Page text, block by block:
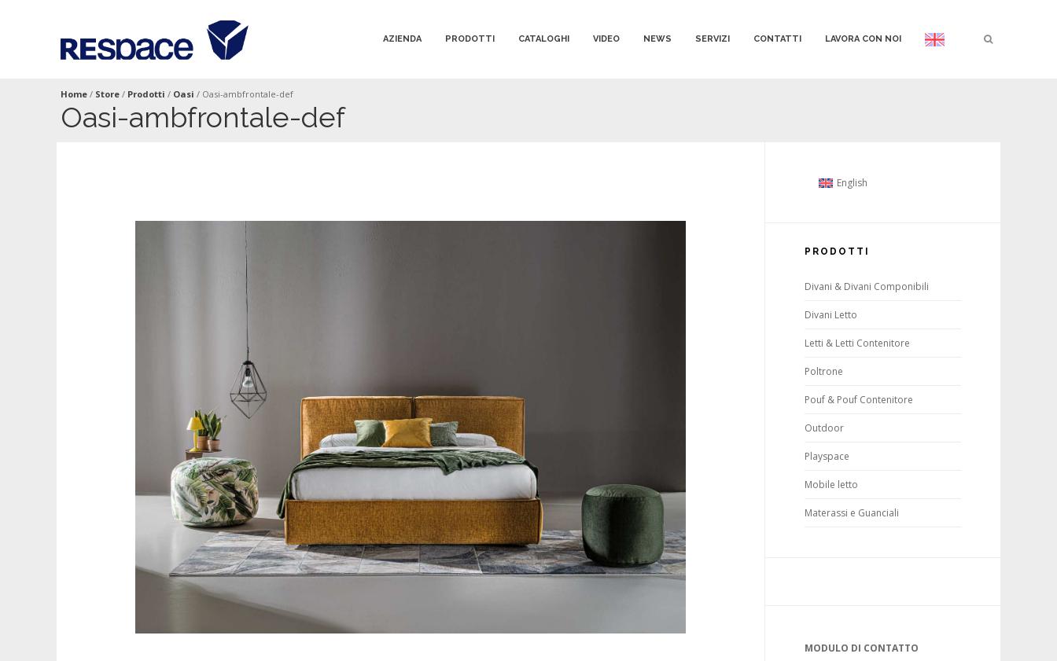
AZIENDA PRODOTTI CATALOGHI VIDEO NEWS SERVIZI CONTATTI LAVORA CON NOI
Home / Store / Prodotti / Oasi / Oasi-ambfrontale-def
Oasi-ambfrontale-def
English
PRODOTTI
Divani & Divani Componibili
Divani Letto
Letti & Letti Contenitore
Poltrone
Pouf & Pouf Contenitore
Outdoor
Playspace
Mobile letto
Materassi e Guanciali
MODULO DI CONTATTO